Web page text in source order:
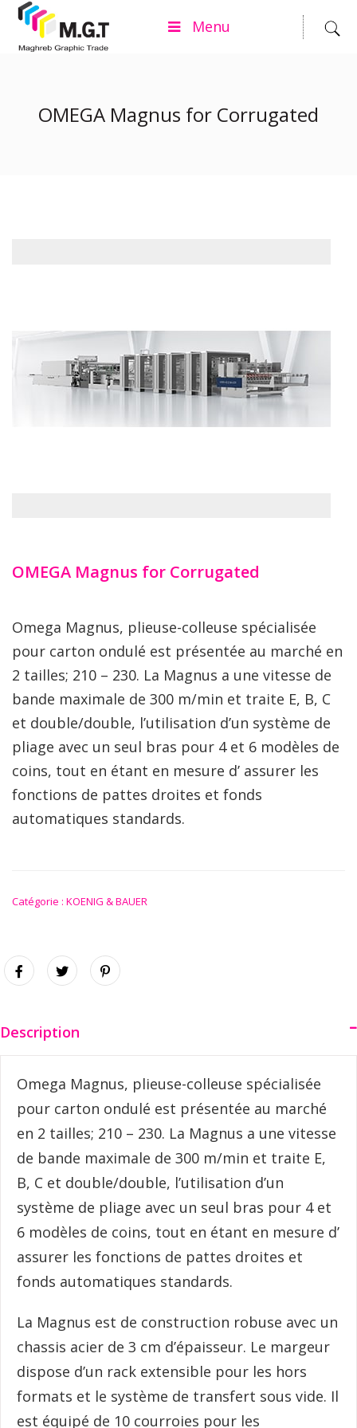
Menu
OMEGA Magnus for Corrugated
OMEGA Magnus for Corrugated
Omega Magnus, plieuse-colleuse spécialisée
pour carton ondulé est présentée au marché en
2 tailles; 210 – 230. La Magnus a une vitesse de
bande maximale de 300 m/min et traite E, B, C
et double/double, l’utilisation d’un système de
pliage avec un seul bras pour 4 et 6 modèles de
coins, tout en étant en mesure d’ assurer les
fonctions de pattes droites et fonds
automatiques standards.
Catégorie : KOENIG & BAUER
Description
Omega Magnus, plieuse-colleuse spécialisée
pour carton ondulé est présentée au marché
en 2 tailles; 210 – 230. La Magnus a une vitesse
de bande maximale de 300 m/min et traite E,
B, C et double/double, l’utilisation d’un
système de pliage avec un seul bras pour 4 et
6 modèles de coins, tout en étant en mesure d’
assurer les fonctions de pattes droites et
fonds automatiques standards.
La Magnus est de construction robuse avec un
chassis acier de 3 cm d’épaisseur. Le margeur
dispose d’un rack extensible pour les hors
formats et le système de transfert sous vide. Il
est équipé de 10 courroies pour les